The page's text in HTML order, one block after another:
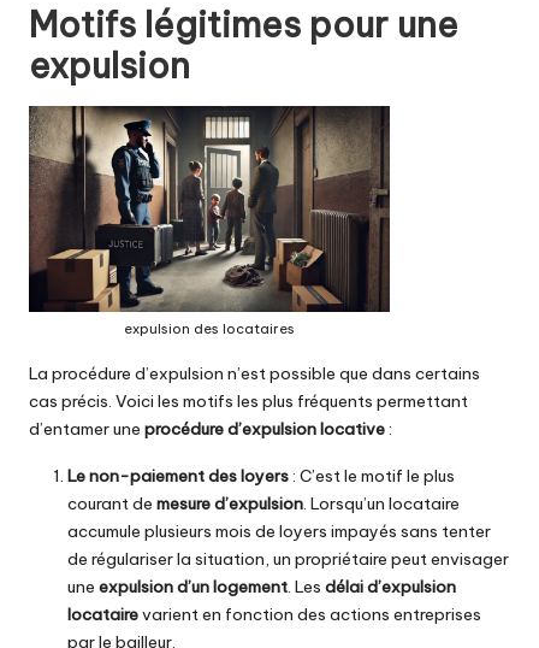
Motifs légitimes pour une
expulsion
expulsion des locataires
La procédure d’expulsion n’est possible que dans certains
cas précis. Voici les motifs les plus fréquents permettant
d’entamer une procédure d’expulsion locative:
Le non-paiement des loyers: C’est le motif le plus
courant de mesure d’expulsion. Lorsqu’un locataire
accumule plusieurs mois de loyers impayés sans tenter
de régulariser la situation, un propriétaire peut envisager
une expulsion d’un logement. Les délai d’expulsion
locatairevarient en fonction des actions entreprises
par le bailleur.